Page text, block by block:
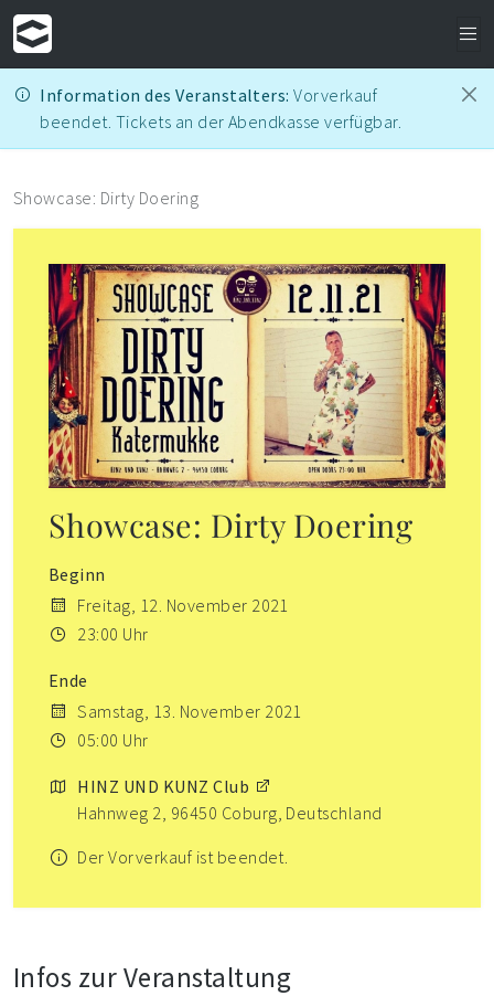
Information des Veranstalters: Vorverkauf
beendet. Tickets an der Abendkasse verfügbar.
Showcase: Dirty Doering
Showcase: Dirty Doering
Beginn
Freitag, 12. November 2021
23:00 Uhr
Ende
Samstag, 13. November 2021
05:00 Uhr
HINZ UND KUNZ Club
Hahnweg 2, 96450 Coburg, Deutschland
Der Vorverkauf ist beendet.
Infos zur Veranstaltung